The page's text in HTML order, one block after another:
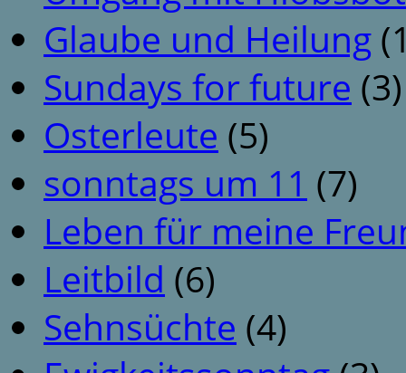
Glaube und Heilung
Sundays for future (3)
Osterleute (5)
sonntags um 11 (7)
Leben für meine
Leitbild (6)
Sehnsüchte (4)